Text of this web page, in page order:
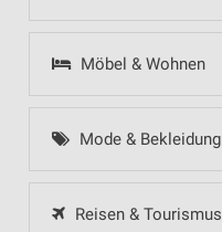
Möbel & Wohnen
Mode & Bekleidung
Reisen & Tourismus